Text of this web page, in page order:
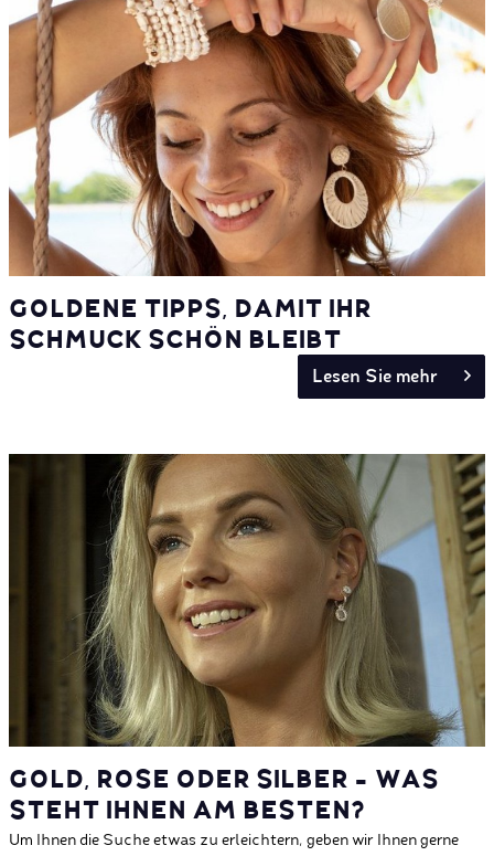
GOLDENE TIPPS, DAMIT IHR
SCHMUCK SCHÖN BLEIBT
Lesen Sie mehr
GOLD, ROSE ODER SILBER - WAS
STEHT IHNEN AM BESTEN?
Um Ihnen die Suche etwas zu erleichtern, geben wir Ihnen gerne